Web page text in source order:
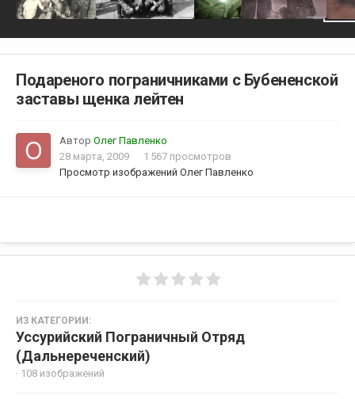
Подареного пограничниками с Бубененской
заставы щенка лейтен
Автор Олег Павленко
28 марта, 2009
1 567 просмотров
Просмотр изображений Олег Павленко
ИЗ КАТЕГОРИИ:
Уссурийский Пограничный Отряд
(Дальнереченский)
· 108 изображений